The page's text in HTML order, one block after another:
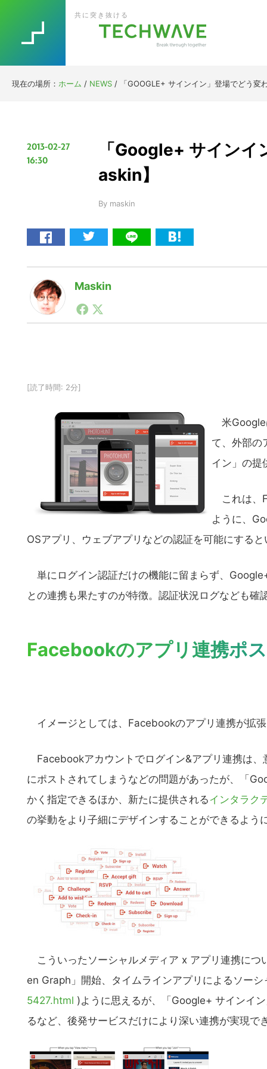
to
primary
to
main
to
primary
to
footer
共に突き抜ける
現在の場所： ホーム / NEWS / 「GOOGLE+ サインイン」登場でどう変
2013-02-27
16:30
「Google+ サイン
askin】
By maskin
Maskin
1990年代初頭から記者としてまた起業家としてITス
る。シリコンバレーやEU等でのスタートアップを経
[読了時間: 2分]
米Google
て、外部の
イン」の提
これは、
ように、
OSアプリ、ウェブアプリなどの認証を可能にする
単にログイン認証だけの機能に留まらず、
との連携も果たすのが特徴。認証状況ログなども確
Facebookのアプリ連携ポ
イメージとしては、Facebookのアプリ連携が拡
Facebookアカウントでログイン&アプリ連携は、
にポストされてしまうなどの問題があったが、「
かく指定できるほか、新たに提供されるインタラク
の挙動をより子細にデザインすることができるよう
こういったソーシャルメディア x アプリ連携に
en Graph」開始、タイムラインアプリによるソー
5427.html )ように思えるが、「Google+ サインイ
るなど、後発サービスだけにより深い連携が実現で